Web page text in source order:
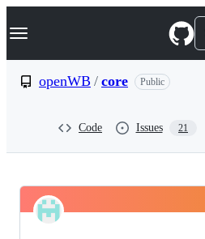
k
p
Navigation Menu
openWB / core Public
Code Issues 21
openWB
Pinned